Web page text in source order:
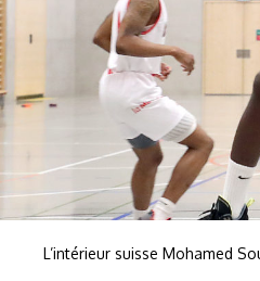
L’intérieur suisse Mohamed